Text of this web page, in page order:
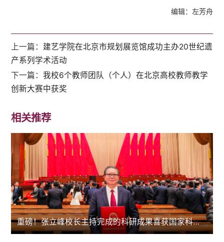
编辑：左芳舟
上一篇： 建艺学院在北京市规划展览馆成功主办20世纪遗
产系列学术活动
下一篇：我校6个教师团队（个人）在北京高校教师教学
创新大赛中获奖
相关推荐
重磅！张立峰校长主持完成的科研成果喜获国家科技进步二等奖